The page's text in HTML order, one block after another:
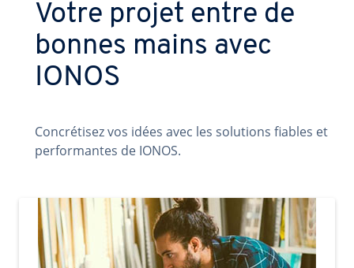
Votre projet entre de
bonnes mains avec
IONOS
Concrétisez vos idées avec les solutions fiables et
performantes de IONOS.